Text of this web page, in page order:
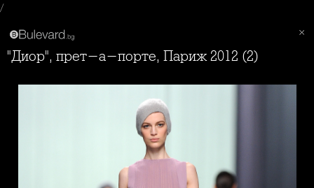
/
"Диор", прет-а-порте, Париж 2012 (2)